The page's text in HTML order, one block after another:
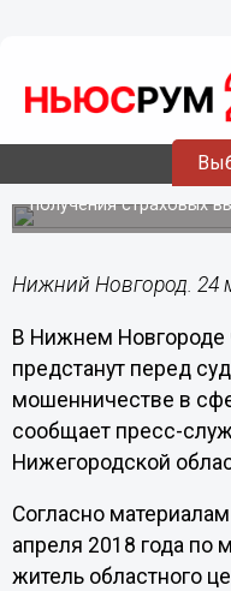
24.03.202109:51
Четверо
мошенничестве
Злоумышленники
получения страховых
Нижний Новгород. 24
В Нижнем Новгороде
предстанут перед
мошенничестве в
сообщает пресс-
Нижегородской
Согласно
апреля 2018 года по
житель областного